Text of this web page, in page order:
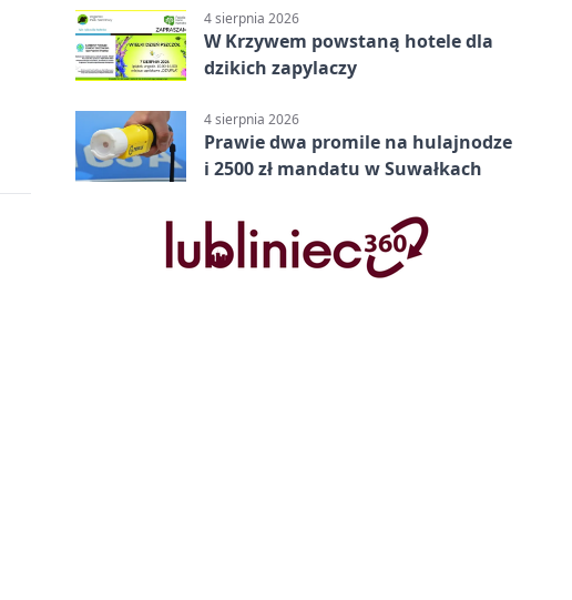
4 sierpnia 2026
W Krzywem powstaną hotele dla
dzikich zapylaczy
4 sierpnia 2026
Prawie dwa promile na hulajnodze
i 2500 zł mandatu w Suwałkach